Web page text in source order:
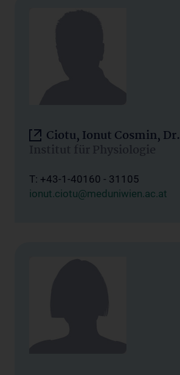
Ciotu, Ionut Cosmin, Dr.
Institut für Physiologie
T: +43-1-40160 - 31105
ionut.ciotu@meduniwien.ac.at